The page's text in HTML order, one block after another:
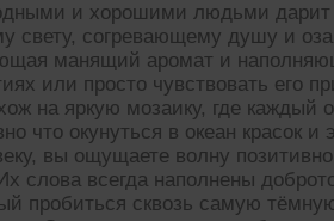
и хорошими людьми дарит
свету, согревающему душу и
манящий аромат и
или просто чувствовать его
на яркую мозаику, где каждый
что окунуться в океан красок
вы ощущаете волну
слова всегда наполнены
пробиться сквозь самую